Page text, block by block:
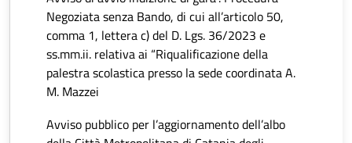
Negoziata senza Bando, di cui all’articolo 50,
comma 1, lettera c) del D. Lgs. 36/2023 e
ss.mm.ii. relativa ai “Riqualificazione della
palestra scolastica presso la sede coordinata A.
M. Mazzei
Avviso pubblico per l’aggiornamento dell’albo